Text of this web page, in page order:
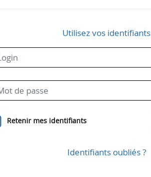
Utilisez vos identifiants
Retenir mes identifiants
Identifiants oubliés ?